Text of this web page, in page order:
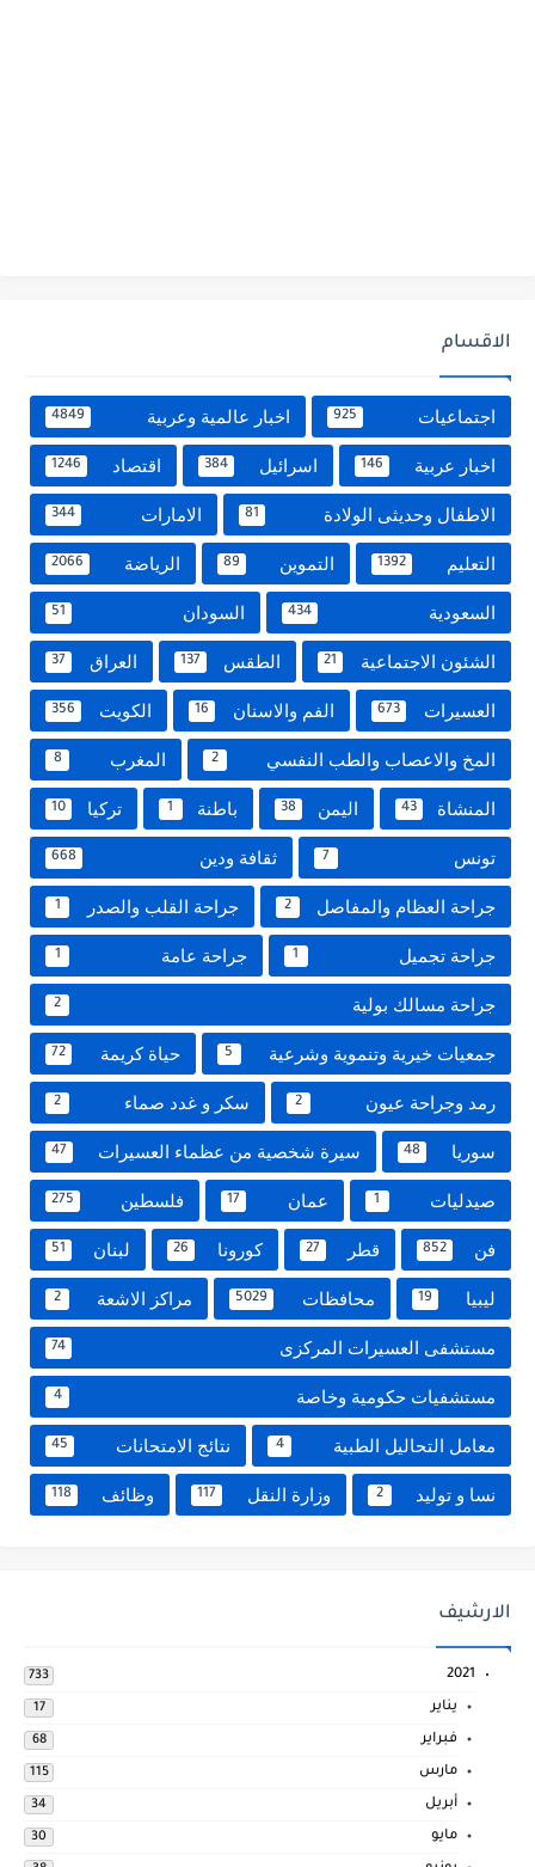
الاقسام
اجتماعيات 925 اخبار عالمية وعربية 4849
اخبار عربية 146 اسرائيل 384 اقتصاد 1246
الاطفال وحديثى الولادة 81 الامارات 344
التعليم 1392 التموين 89 الرياضة 2066
السعودية 434 السودان 51
الشئون الاجتماعية 21 الطقس 137 العراق 37
العسيرات 673 الفم والاسنان 16 الكويت 356
المخ والاعصاب والطب النفسي 2 المغرب 8
المنشاة 43 اليمن 38 باطنة 1 تركيا 10
تونس 7 ثقافة ودين 668
جراحة العظام والمفاصل 2 جراحة القلب والصدر 1
جراحة تجميل 1 جراحة عامة 1
جراحة مسالك بولية 2
جمعيات خيرية وتنموية وشرعية 5 حياة كريمة 72
رمد وجراحة عيون 2 سكر و غدد صماء 2
سوريا 48 سيرة شخصية من عظماء العسيرات 47
صيدليات 1 عمان 17 فلسطين 275
فن 852 قطر 27 كورونا 26 لبنان 51
ليبيا 19 محافظات 5029 مراكز الاشعة 2
مستشفى العسيرات المركزى 74
مستشفيات حكومية وخاصة 4
معامل التحاليل الطبية 4 نتائج الامتحانات 45
نسا و توليد 2 وزارة النقل 117 وظائف 118
الارشيف
2021
733
يناير 17
فبراير 68
مارس 115
أبريل 34
مايو 30